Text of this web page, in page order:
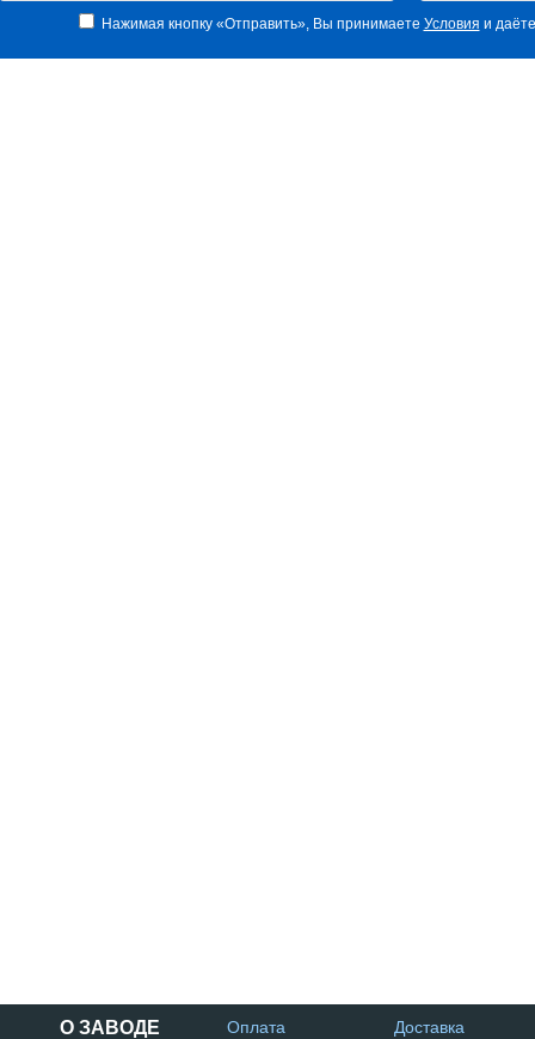
Нажимая кнопку «Отправить», Вы принимаете Условия и
О ЗАВОДЕ Оплата Доставка